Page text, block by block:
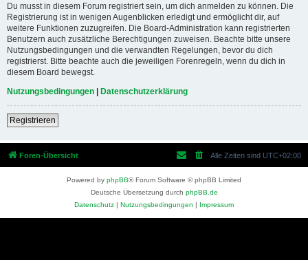
Du musst in diesem Forum registriert sein, um dich anmelden zu können. Die
Registrierung ist in wenigen Augenblicken erledigt und ermöglicht dir, auf
weitere Funktionen zuzugreifen. Die Board-Administration kann registrierten
Benutzern auch zusätzliche Berechtigungen zuweisen. Beachte bitte unsere
Nutzungsbedingungen und die verwandten Regelungen, bevor du dich
registrierst. Bitte beachte auch die jeweiligen Forenregeln, wenn du dich in
diesem Board bewegst.
Nutzungsbedingungen | Datenschutzerklärung
Registrieren
Foren-Übersicht Alle Zeiten sind UTC+02:00
Powered by phpBB® Forum Software © phpBB Limited
Deutsche Übersetzung durch phpBB.de
Datenschutz | Nutzungsbedingungen | Impressum